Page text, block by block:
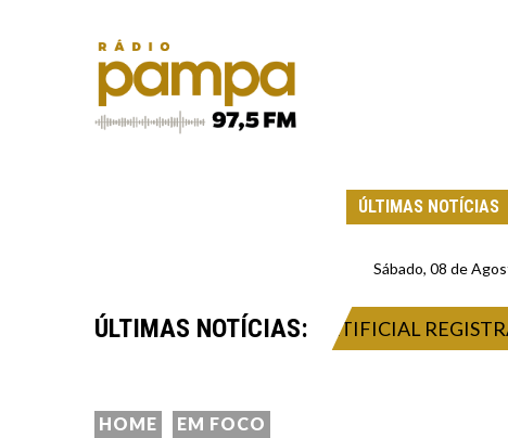
ÚLTIMAS NOTÍCIAS
Sábado, 08 de
ÚLTIMAS NOTÍCIAS:
DE INTELIGÊNCIA ARTIFICIAL REGISTRA
HOME EM FOCO